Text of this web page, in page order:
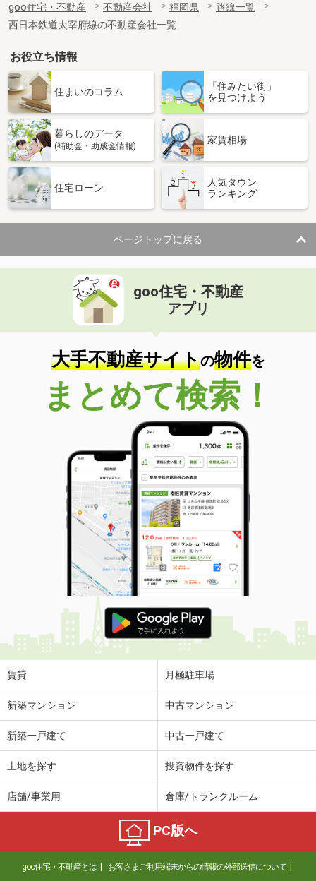
goo住宅・不動産 不動産会社 福岡県
路線一覧
西日本鉄道太宰府線の不動産会社一覧
お役立ち情報
住まいのコラム
「住みたい街」
を見つけよう
暮らしのデータ
(補助金・助成金情報)
家賃相場
住宅ローン
人気タウン
ランキング
ページトップに戻る
goo住宅・不動産
アプリ
大手不動産サイトの物件を
まとめて検索！
賃貸 月極駐車場
新築マンション 中古マンション
新築一戸建て 中古一戸建て
土地を探す 投資物件を探す
店舗/事業用 倉庫/トランクルーム
PC版へ
goo住宅・不動産とは お客さまご利用端末からの情報の外部送信について